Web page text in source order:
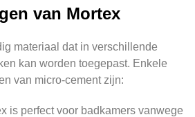
van Mortex
materiaal dat in verschillende
kan worden toegepast. Enkele
van micro-cement zijn:
is perfect voor badkamers vanwege